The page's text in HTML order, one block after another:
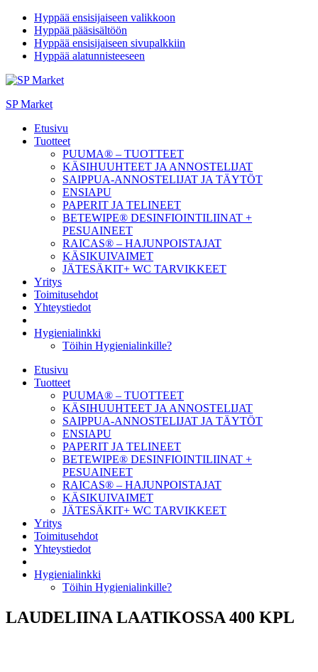
Hyppää ensisijaiseen valikkoon
Hyppää pääsisältöön
Hyppää ensisijaiseen sivupalkkiin
Hyppää alatunnisteeseen
SP Market
Etusivu
Tuotteet
PUUMA® – TUOTTEET
KÄSIHUUHTEET JA ANNOSTELIJAT
SAIPPUA-ANNOSTELIJAT JA TÄYTÖT
ENSIAPU
PAPERIT JA TELINEET
BETEWIPE® DESINFIOINTILIINAT +
PESUAINEET
RAICAS® – HAJUNPOISTAJAT
KÄSIKUIVAIMET
JÄTESÄKIT+ WC TARVIKKEET
Yritys
Toimitusehdot
Yhteystiedot
Hygienialinkki
Töihin Hygienialinkille?
Etusivu
Tuotteet
PUUMA® – TUOTTEET
KÄSIHUUHTEET JA ANNOSTELIJAT
SAIPPUA-ANNOSTELIJAT JA TÄYTÖT
ENSIAPU
PAPERIT JA TELINEET
BETEWIPE® DESINFIOINTILIINAT +
PESUAINEET
RAICAS® – HAJUNPOISTAJAT
KÄSIKUIVAIMET
JÄTESÄKIT+ WC TARVIKKEET
Yritys
Toimitusehdot
Yhteystiedot
Hygienialinkki
Töihin Hygienialinkille?
LAUDELIINA LAATIKOSSA 400 KPL